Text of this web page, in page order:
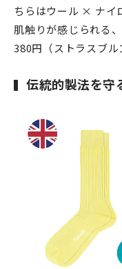
ちらはウール × ナイ
肌触りが感じられる
380円（ストラスブル
伝統的製法を守